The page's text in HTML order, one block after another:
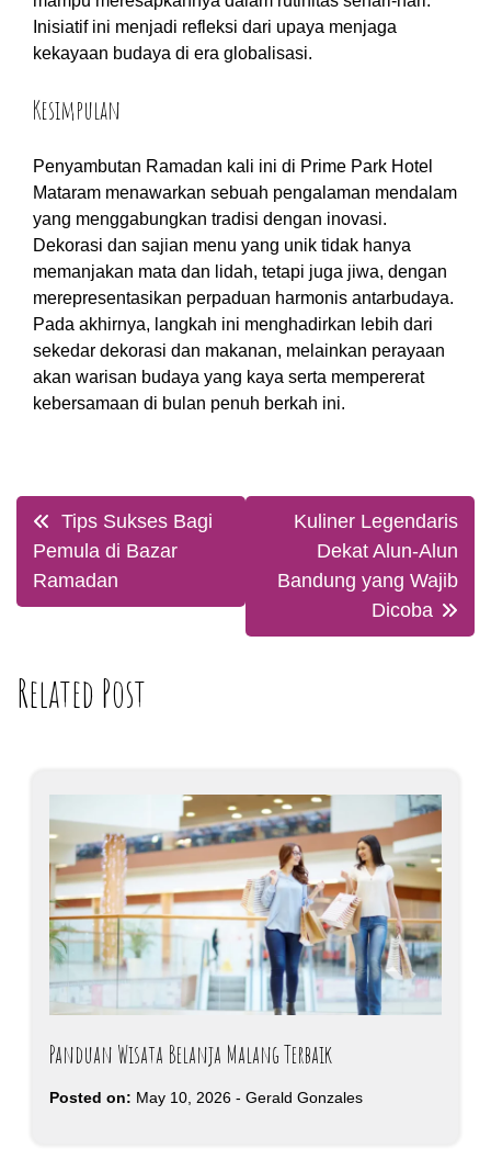
Inisiatif ini menjadi refleksi dari upaya menjaga
kekayaan budaya di era globalisasi.
Kesimpulan
Penyambutan Ramadan kali ini di Prime Park Hotel
Mataram menawarkan sebuah pengalaman mendalam
yang menggabungkan tradisi dengan inovasi.
Dekorasi dan sajian menu yang unik tidak hanya
memanjakan mata dan lidah, tetapi juga jiwa, dengan
merepresentasikan perpaduan harmonis antarbudaya.
Pada akhirnya, langkah ini menghadirkan lebih dari
sekedar dekorasi dan makanan, melainkan perayaan
akan warisan budaya yang kaya serta mempererat
kebersamaan di bulan penuh berkah ini.
Post
navigation
Tips Sukses Bagi
Pemula di Bazar
Ramadan
Kuliner Legendaris
Dekat Alun-Alun
Bandung yang Wajib
Dicoba
Related Post
Panduan Wisata Belanja Malang Terbaik
Posted on: May 10, 2026 - Gerald Gonzales